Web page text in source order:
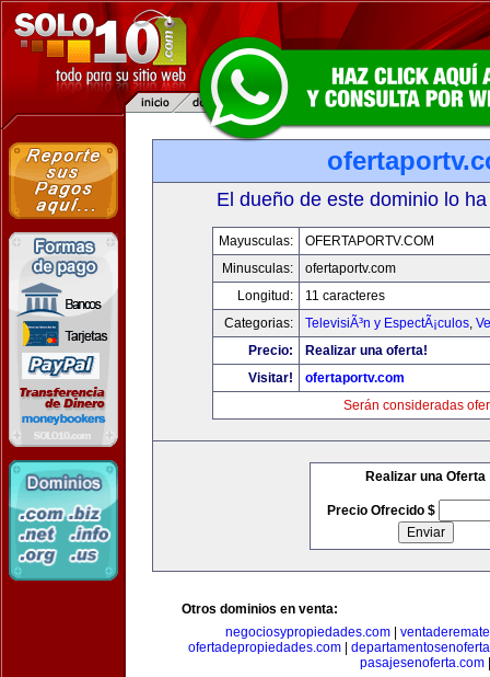
El dueño de este dominio lo
Mayusculas:
OFERTAPORTV.COM
Minusculas:
ofertaportv.com
Longitud:
11 caracteres
Categorias:
TelevisiÃ³n y EspectÃ¡culos,
Precio:
Realizar una oferta!
Visitar!
ofertaportv.com
Serán consideradas
Realizar una Oferta
Precio Ofrecido $
Otros dominios en venta:
negociosypropiedades.com
ofertadepropiedades.com
pasajesenoferta.com